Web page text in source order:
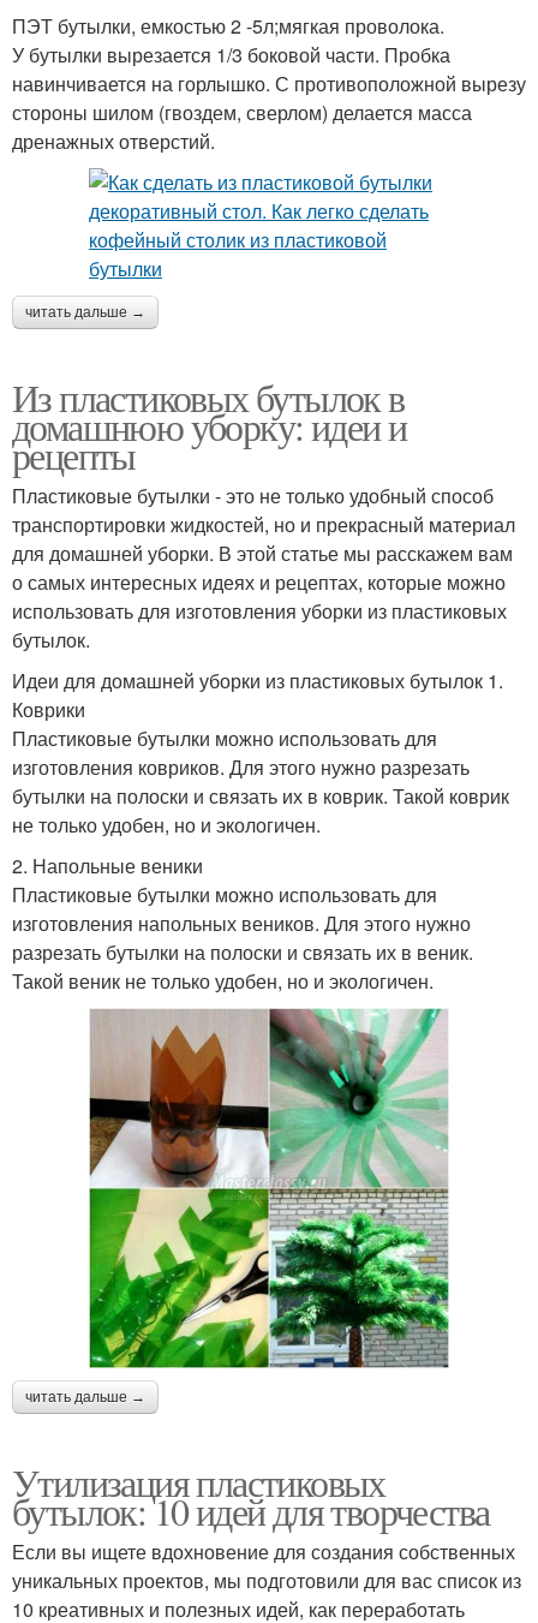
ПЭТ бутылки, емкостью 2 -5л;мягкая проволока.
У бутылки вырезается 1/3 боковой части. Пробка
навинчивается на горлышко. С противоположной вырезу
стороны шилом (гвоздем, сверлом) делается масса
дренажных отверстий.
читать дальше →
Из пластиковых бутылок в
домашнюю уборку: идеи и
рецепты
Пластиковые бутылки - это не только удобный способ
транспортировки жидкостей, но и прекрасный материал
для домашней уборки. В этой статье мы расскажем вам
о самых интересных идеях и рецептах, которые можно
использовать для изготовления уборки из пластиковых
бутылок.
Идеи для домашней уборки из пластиковых бутылок 1.
Коврики
Пластиковые бутылки можно использовать для
изготовления ковриков. Для этого нужно разрезать
бутылки на полоски и связать их в коврик. Такой коврик
не только удобен, но и экологичен.
2. Напольные веники
Пластиковые бутылки можно использовать для
изготовления напольных веников. Для этого нужно
разрезать бутылки на полоски и связать их в веник.
Такой веник не только удобен, но и экологичен.
читать дальше →
Утилизация пластиковых
бутылок: 10 идей для творчества
Если вы ищете вдохновение для создания собственных
уникальных проектов, мы подготовили для вас список из
10 креативных и полезных идей, как переработать